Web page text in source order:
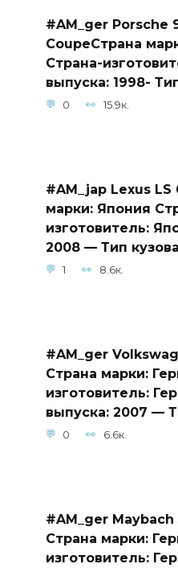
#AM_ger Porsche
CoupeСтрана
Страна-
выпуска: 1998-
0 15.9к.
#AM_jap Lexus LS
марки: Япония
изготовитель:
2008 — Тип
1 8.6к.
#AM_ger
Страна марки:
изготовитель:
выпуска: 2007 —
0 6.6к.
#AM_ger
Страна марки:
изготовитель: